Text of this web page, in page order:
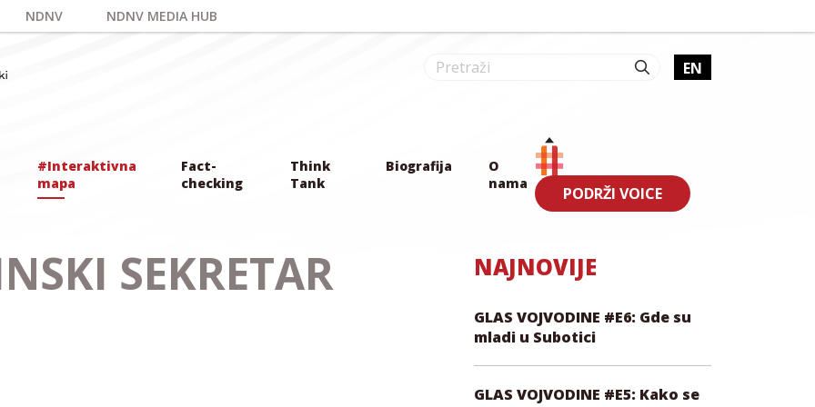
NDNV NDNV MEDIA HUB
EN
#Interaktivna
mapa
Fact-
checking
Think
Tank
Biografija
O
nama
PODRŽI VOICE
SEKRETAR NAJNOVIJE
GLAS VOJVODINE #E6: Gde su
mladi u Subotici
GLAS VOJVODINE #E5: Kako se